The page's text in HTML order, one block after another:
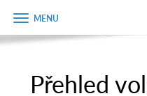
Úvodní strana
Zobrazit
menu
Přehled
Objednávka
dárkového